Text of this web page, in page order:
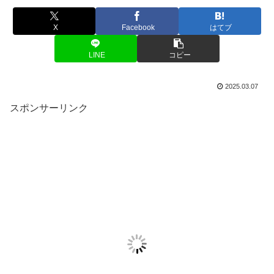
X Facebook はてブ
LINE コピー
2025.03.07
スポンサーリンク